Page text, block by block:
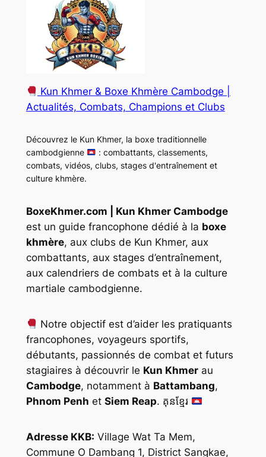
Kun Khmer & Boxe Khmère Cambodge |
Actualités, Combats, Champions et Clubs
Découvrez le Kun Khmer, la boxe traditionnelle
cambodgienne
: combattants, classements,
combats, vidéos, clubs, stages d'entraînement et
culture khmère.
BoxeKhmer.com | Kun Khmer Cambodge
est un guide francophone dédié à la boxe
khmère, aux clubs de Kun Khmer, aux
combattants, aux stages d’entraînement,
aux calendriers de combats et à la culture
martiale cambodgienne.
Notre objectif est d’aider les pratiquants
francophones, voyageurs sportifs,
débutants, passionnés de combat et futurs
stagiaires à découvrir le Kun Khmerau
Cambodge, notamment à Battambang,
Phnom Penh et Siem Reap. គុនខ្មែរ
Adresse KKB: Village Wat Ta Mem,
Commune O Dambang 1, District Sangkae,